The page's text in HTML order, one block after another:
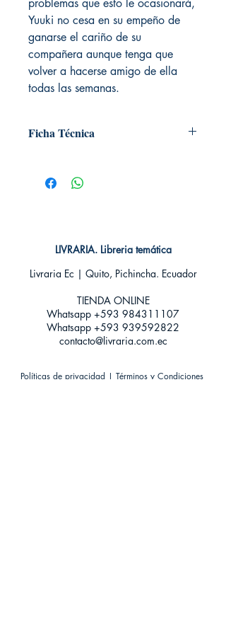
problemas que esto le ocasionará,
Yuuki no cesa en su empeño de
ganarse el cariño de su
compañera aunque tenga que
volver a hacerse amigo de ella
todas las semanas.
Ficha Técnica
Editorial: IVREA
Idioma: Castellano
Tamaño: Grande
LIVRARIA. Libreria temática
Livraria Ec | Quito, Pichincha. Ecuador
TIENDA ONLINE​
Whatsapp +593 984311107
Whatsapp +593 939592822
contacto@livraria.com.ec
Políticas de privacidad | Términos y Condiciones